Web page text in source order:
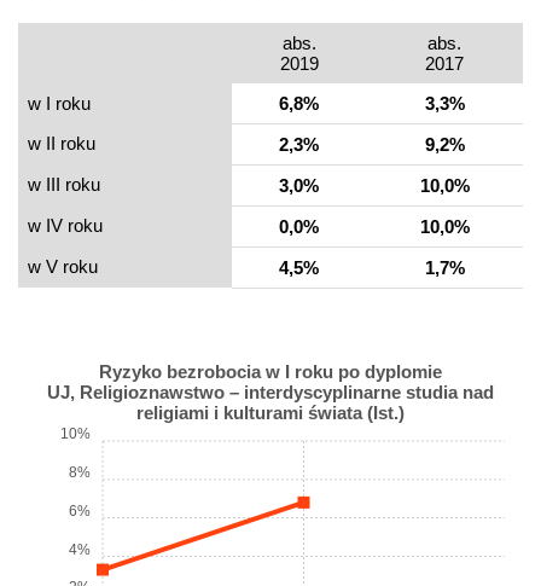
abs.
2019
abs.
2017
w I roku
6,8%
3,3%
w II roku
2,3%
9,2%
w III roku
3,0%
10,0%
w IV roku
0,0%
10,0%
w V roku
4,5% 1,7%
Ryzyko bezrobocia w I roku po dyplomie
UJ, Religioznawstwo – interdyscyplinarne studia nad
religiami i kulturami świata (Ist.)
4%
6%
8%
10%